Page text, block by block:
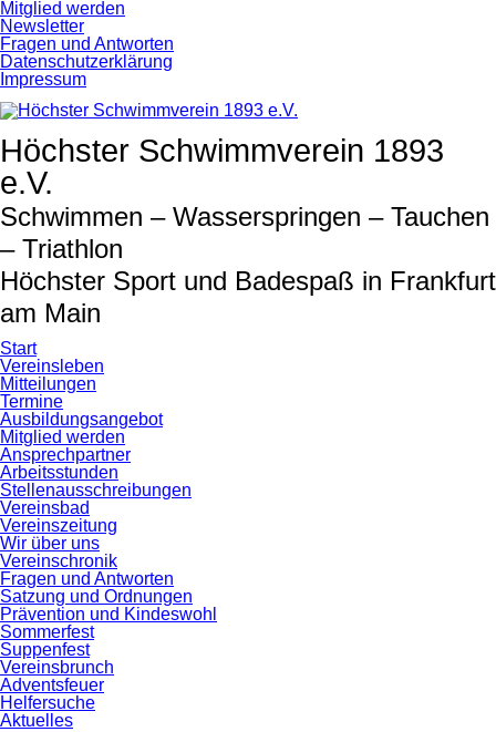
Navigation
überspringen
Mitglied werden
Newsletter
Fragen und Antworten
Datenschutzerklärung
Impressum
Höchster Schwimmverein 1893
e.V.
Schwimmen – Wasserspringen – Tauchen
– Triathlon
Höchster Sport und Badespaß in Frankfurt
am Main
Start
Vereinsleben
Mitteilungen
Termine
Ausbildungsangebot
Mitglied werden
Ansprechpartner
Arbeitsstunden
Stellenausschreibungen
Vereinsbad
Vereinszeitung
Wir über uns
Vereinschronik
Fragen und Antworten
Satzung und Ordnungen
Prävention und Kindeswohl
Sommerfest
Suppenfest
Vereinsbrunch
Adventsfeuer
Helfersuche
Aktuelles